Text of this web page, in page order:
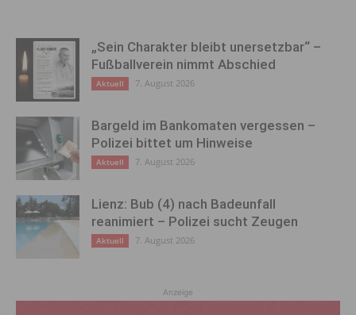
„Sein Charakter bleibt unersetzbar“ –
Fußballverein nimmt Abschied
Aktuell 7. August 2026
Bargeld im Bankomaten vergessen –
Polizei bittet um Hinweise
Aktuell 7. August 2026
Lienz: Bub (4) nach Badeunfall
reanimiert – Polizei sucht Zeugen
Aktuell 7. August 2026
Anzeige